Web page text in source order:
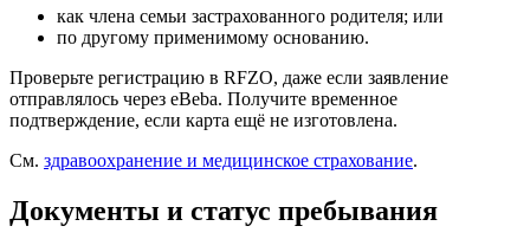
как члена семьи застрахованного родителя; или
по другому применимому основанию.
Проверьте регистрацию в RFZO, даже если заявление
отправлялось через eBeba. Получите временное
подтверждение, если карта ещё не изготовлена.
См. здравоохранение и медицинское страхование.
Документы и статус пребывания